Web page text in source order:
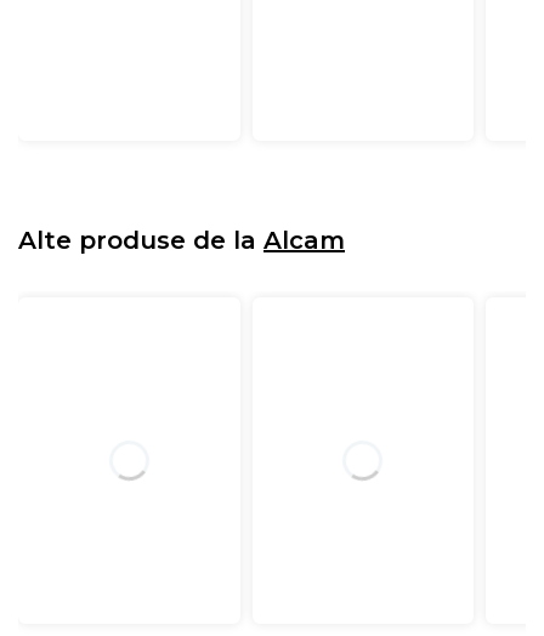
Alte produse de la Alcam